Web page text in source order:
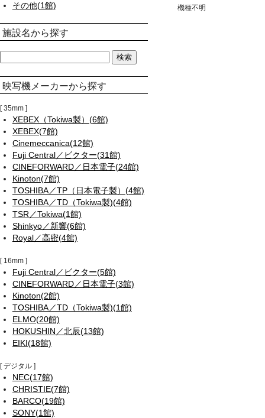
機種不明
その他(1館)
施設名から探す
映写機メーカーから探す
35mm
XEBEX（Tokiwa製）(6館)
XEBEX(7館)
Cinemeccanica(12館)
Fuji Central／ビクター(31館)
CINEFORWARD／日本電子(24館)
Kinoton(7館)
TOSHIBA／TP（日本電子製）(4館)
TOSHIBA／TD（Tokiwa製)(4館)
TSR／Tokiwa(1館)
Shinkyo／新響(6館)
Royal／高密(4館)
16mm
Fuji Central／ビクター(5館)
CINEFORWARD／日本電子(3館)
Kinoton(2館)
TOSHIBA／TD（Tokiwa製)(1館)
ELMO(20館)
HOKUSHIN／北辰(13館)
EIKI(18館)
デジタル
NEC(17館)
CHRISTIE(7館)
BARCO(19館)
SONY(1館)